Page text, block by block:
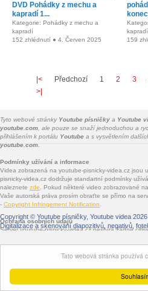
Tato webová stránka používá
DVD Pohádky z mechu a
kapradí 1...
Kategorie: Pohádky z mechu a
kapradí
152 zhlédnutí ● 4. Červen 2025
kapradí
159
|< Předchozí 1 2 3
>|
Tyto webové stránky Youtube písničky a Youtube
youtube.com, ale pouze se snaží jednoduchou a
přihlášením k portálu Youtube a s vysvětlením
youtube.com.
Podmínky užívání a informace
Videa zobrazená na youtube-pisnicky-videa.cz jsou
pisnicky-videa.cz dodržuje standartní podmínky
naleznete zde. Pokud některé video zobrazované
Vaše autorská práva prosím obraťte se přímo na
- Copyright Infringement Notification.
Ochrana osobních údajů
Server youtube-pisnicky-videa.cz nesbírá žádné
Twitter.com, Seznam.cz - které informace sbírat
sociálních sítích a o zobrazované reklamy.
Copyright © Youtube písničky, Youtube videa 2026 |
Digitalizace a skenování diapozitivů, negativů,